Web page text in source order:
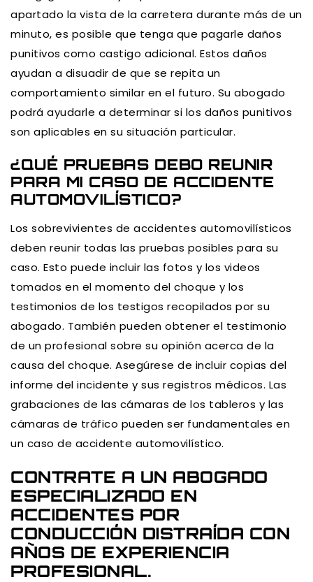
apartado la vista de la carretera durante más de un
minuto, es posible que tenga que pagarle daños
punitivos como castigo adicional. Estos daños
ayudan a disuadir de que se repita un
comportamiento similar en el futuro. Su abogado
podrá ayudarle a determinar si los daños punitivos
son aplicables en su situación particular.
¿QUÉ PRUEBAS DEBO REUNIR
PARA MI CASO DE ACCIDENTE
AUTOMOVILÍSTICO?
Los sobrevivientes de accidentes automovilísticos
deben reunir todas las pruebas posibles para su
caso. Esto puede incluir las fotos y los videos
tomados en el momento del choque y los
testimonios de los testigos recopilados por su
abogado. También pueden obtener el testimonio
de un profesional sobre su opinión acerca de la
causa del choque. Asegúrese de incluir copias del
informe del incidente y sus registros médicos. Las
grabaciones de las cámaras de los tableros y las
cámaras de tráfico pueden ser fundamentales en
un caso de accidente automovilístico.
CONTRATE A UN ABOGADO
ESPECIALIZADO EN
ACCIDENTES POR
CONDUCCIÓN DISTRAÍDA CON
AÑOS DE EXPERIENCIA
PROFESIONAL.